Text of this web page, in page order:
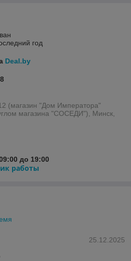
год
Deal.by
(магазин "Дом Императора"
магазина "СОСЕДИ"), Минск,
до 19:00
работы
25.12.2025